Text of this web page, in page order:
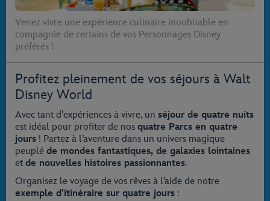
Venez vivre une expérience culinaire inoubliable en
compagnie de certains de vos Personnages Disney
préférés !
Profitez pleinement de vos séjours à Walt
Disney World
Avec tant d’expériences à vivre, un séjour de quatre nuits
est idéal pour profiter de nos quatre Parcs en quatre
jours ! Partez à l’aventure dans un univers magique
peuplé de mondes fantastiques, de galaxies lointaines
et de nouvelles histoires passionnantes.
Organisez le voyage de vos rêves à l’aide de notre
exemple d’itinéraire sur quatre jours :